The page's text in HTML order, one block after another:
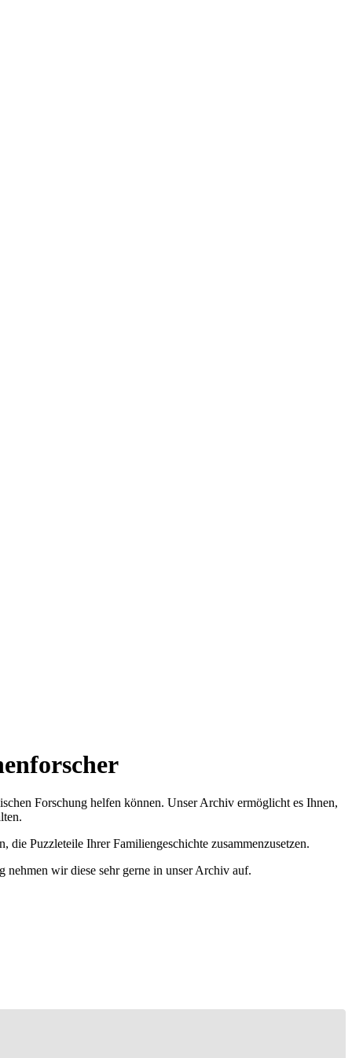
Forschung helfen können. Unser Archiv ermöglicht es Ihnen,
Puzzleteile Ihrer Familiengeschichte zusammenzusetzen.
nehmen wir diese sehr gerne in unser Archiv auf.